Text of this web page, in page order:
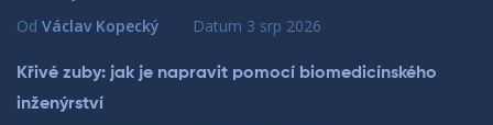
Od Václav Kopecký Datum 3 srp 2026
Křivé zuby: jak je napravit pomocí biomedicínského
inženýrství